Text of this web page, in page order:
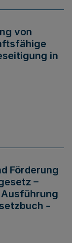
von
in
Förderung
–
-